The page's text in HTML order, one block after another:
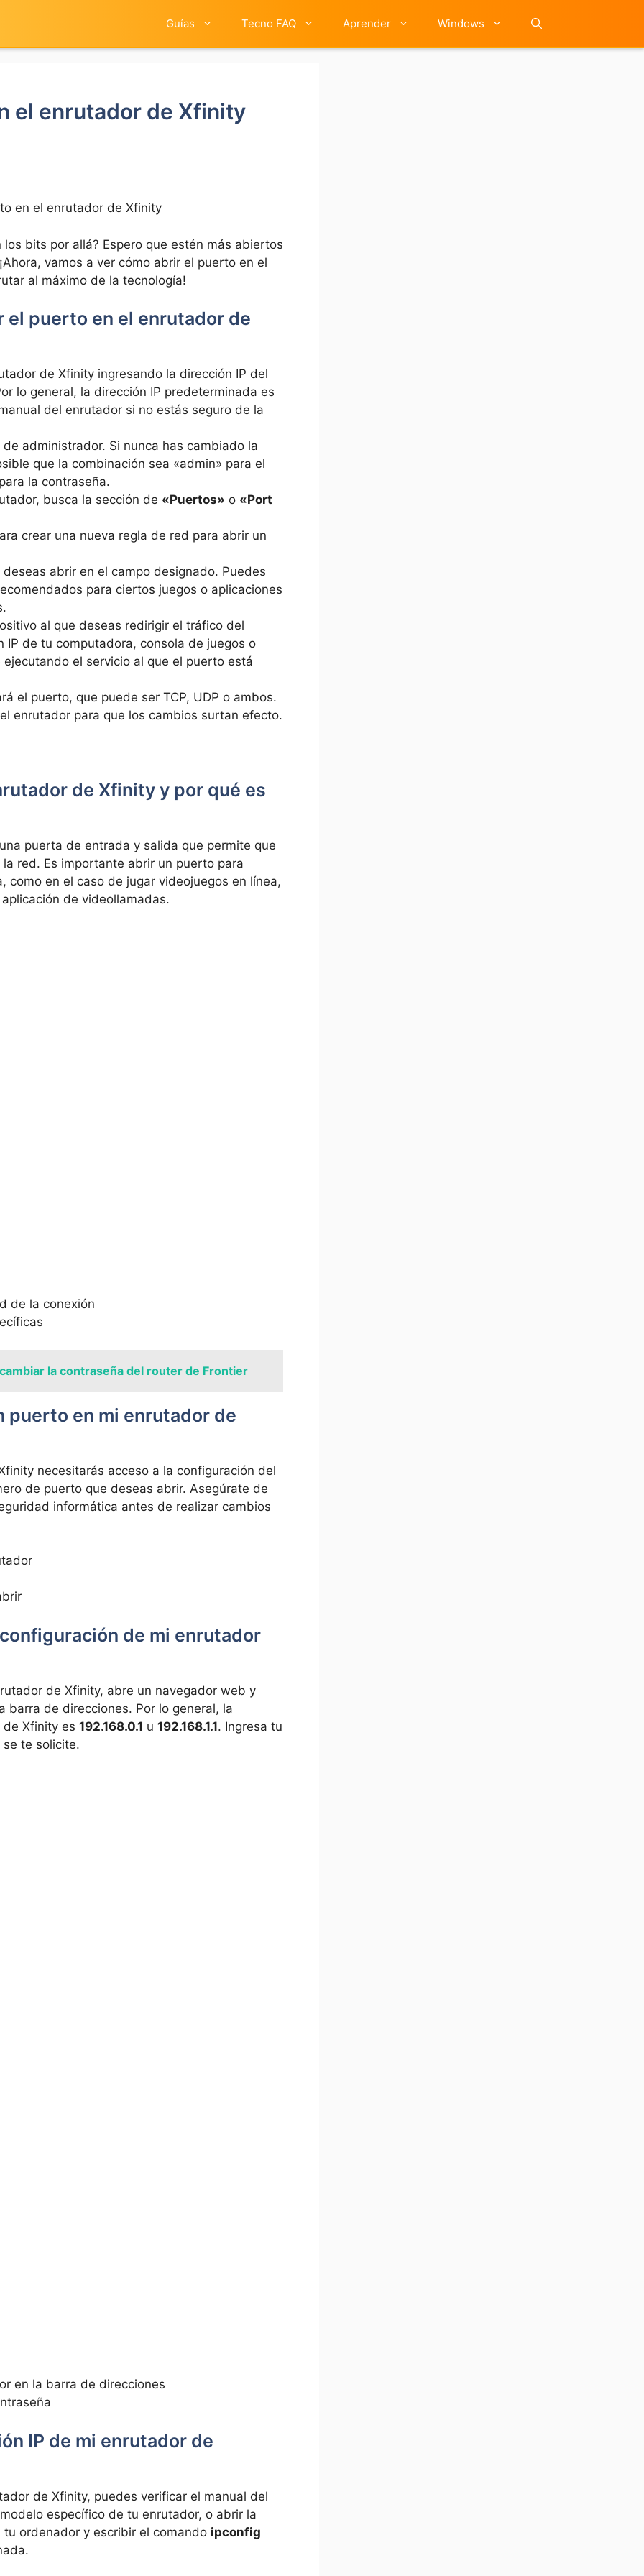
Guías Tecno FAQ Aprender Windows
el enrutador de Xfinity
en el enrutador de Xfinity
bits ‍por allá? Espero que estén más abiertos
vamos a ver cómo abrir el puerto en el
al máximo de la tecnología!
el puerto en el enrutador ‌de
de Xfinity ⁢ingresando la dirección IP del
lo general, la dirección ‌IP predeterminada es​
del enrutador si⁤ no estás seguro de la
administrador. Si nunca has cambiado la
que la combinación sea «admin» para el
la contraseña.
busca la ⁤sección de «Puertos» o «Port
crear una ‍nueva ‍regla de red para abrir un
abrir en el campo designado. Puedes
para ciertos juegos o aplicaciones
al que deseas redirigir el tráfico del
IP de tu⁤ computadora, consola de juegos o
el servicio al que el puerto está
el puerto, que puede ser TCP, UDP o ambos.
enrutador para que los cambios surtan efecto.
de ⁢Xfinity y por ⁢qué es
puerta de entrada y salida ⁣que permite que
red. Es importante abrir un puerto para
como en el caso de jugar videojuegos en línea,
de videollamadas.
de la conexión
la contraseña del router de Frontier
puerto en mi enrutador de
necesitarás acceso a la configuración del
de puerto ​que deseas abrir. Asegúrate de
informática antes de realizar cambios
de mi ⁣enrutador
de Xfinity, abre un navegador web y
barra de direcciones. Por lo general, la‍
Xfinity es 192.168.0.1 ​u 192.168.1.1. Ingresa tu
te solicite.
en la barra de direcciones
IP de mi enrutador de
de Xfinity, puedes verificar el manual del
específico ⁤de tu enrutador, o abrir la
‍ordenador y escribir el comando ipconfig